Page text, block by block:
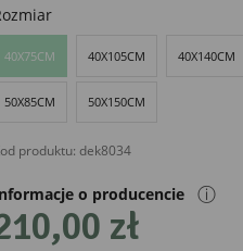
40X75CM 40X105CM 40X140CM
50X85CM 50X150CM
produktu: dek8034
o producencie ⓘ
zł